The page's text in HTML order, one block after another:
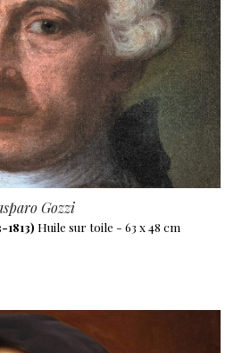
Gozzi
1813) Huile sur toile - 63 x 48 cm